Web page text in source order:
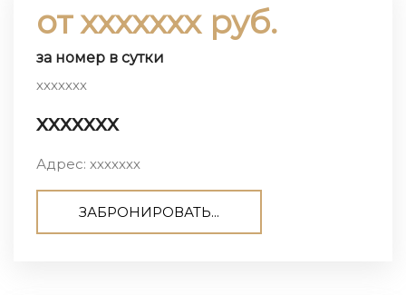
от ххххххх руб.
за номер в сутки
ххххххх
ххххххх
Адрес: ххххххх
ЗАБРОНИРОВАТЬ...